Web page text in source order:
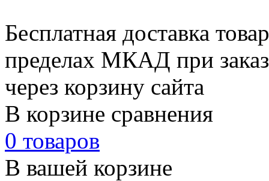
Бесплатная доставка
пределах МКАД при
через корзину сайта
В корзине сравнения
0 товаров
В вашей корзине